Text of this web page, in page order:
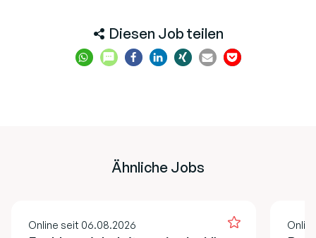
Diesen Job teilen
Ähnliche Jobs
Online seit 06.08.2026